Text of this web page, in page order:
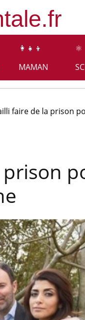
👩‍👧‍👦
MAMAN
⚛️
faire de la prison
prison